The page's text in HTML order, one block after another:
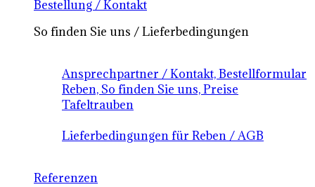
Bestellung / Kontakt
So finden Sie uns / Lieferbedingungen
Ansprechpartner / Kontakt, Bestellformular
Reben, So finden Sie uns, Preise
Tafeltrauben
Lieferbedingungen für Reben / AGB
Referenzen